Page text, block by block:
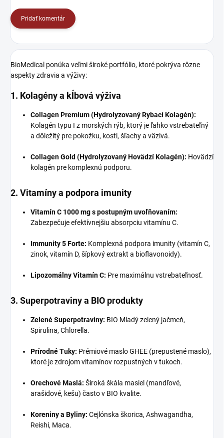
Pridať komentár
BioMedical ponúka veľmi široké portfólio, ktoré pokrýva rôzne
aspekty zdravia a výživy:
1. Kolagény a kĺbová výživa
Collagen Premium (Hydrolyzovaný Rybací Kolagén):
Kolagén typu I z morských rýb, ktorý je ľahko vstrebateľný
a dôležitý pre pokožku, kosti, šľachy a väzivá.
Collagen Gold (Hydrolyzovaný Hovädzí Kolagén): Hovädzí
kolagén pre komplexnú podporu.
2. Vitamíny a podpora imunity
Vitamín C 1000 mg s postupným uvoľňovaním:
Zabezpečuje efektívnejšiu absorpciu vitamínu C.
Immunity 5 Forte: Komplexná podpora imunity (vitamín C,
zinok, vitamín D, šípkový extrakt a bioflavonoidy).
Lipozomálny Vitamín C: Pre maximálnu vstrebateľnosť.
3. Superpotraviny a BIO produkty
Zelené Superpotraviny: BIO Mladý zelený jačmeň,
Spirulina, Chlorella.
Prírodné Tuky: Prémiové maslo GHEE (prepustené maslo),
ktoré je zdrojom vitamínov rozpustných v tukoch.
Orechové Maslá: Široká škála masiel (mandľové,
arašidové, kešu) často v BIO kvalite.
Koreniny a Byliny: Cejlónska škorica, Ashwagandha,
Reishi, Maca.